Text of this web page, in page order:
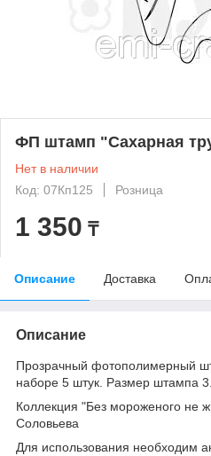
ФП штамп "Сахарная
Нет в наличии
Код: 07Кп125
Розница
1 350 ₸
Описание Доставка
Описание
Прозрачный фотополимерный
наборе 5 штук. Размер штампа
Коллекция "Без мороженого не
Соловьева
Для использования необходим